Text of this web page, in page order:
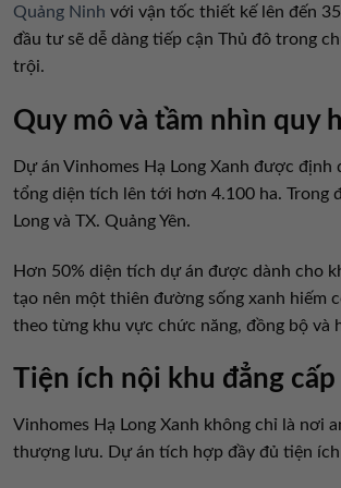
Quảng Ninh với vận tốc thiết kế lên đến
đầu tư sẽ dễ dàng tiếp cận Thủ đô trong
trội.
Quy mô và tầm nhìn quy
Dự án Vinhomes Hạ Long Xanh được
tổng diện tích lên tới hơn 4.100 ha. Trong
Long và TX. Quảng Yên.
Hơn 50% diện tích dự án được dành cho
tạo nên một thiên đường sống xanh hiếm
theo từng khu vực chức năng, đồng bộ và
Tiện ích nội khu đẳng cấp
Vinhomes Hạ Long Xanh không chỉ là nơi
thượng lưu. Dự án tích hợp đầy đủ tiện